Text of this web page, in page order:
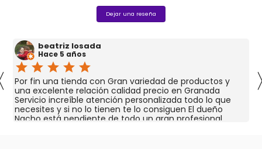
Dejar una reseña
beatriz losada
Hace 5 años
star star star star star
Por fin una tienda con Gran variedad de productos y
una excelente relación calidad precio en Granada
Servicio increíble atención personalizada todo lo que
necesites y si no lo tienen te lo consiguen El dueño
Nacho está pendiente de todo un gran profesional